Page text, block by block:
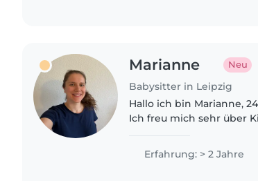
Marianne Neu
Babysitter in Leipzig
Hallo ich bin Marianne,
Ich freu mich sehr über
angefangen als Nanny zu
Erfahrung: > 2 Jahre